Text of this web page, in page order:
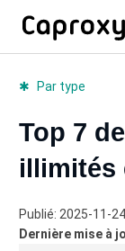
Par type
Top 7
illimités
Publié: 2025-11-24
Dernière mise à